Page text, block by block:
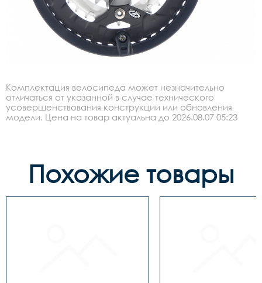
Комплектация велосипеда может незначительно
отличаться от указанной в случае технического
усовершенствования конструкции или обновления
модели. Цена на товар актуальна до 2026.08.07 05:23
Похожие товары